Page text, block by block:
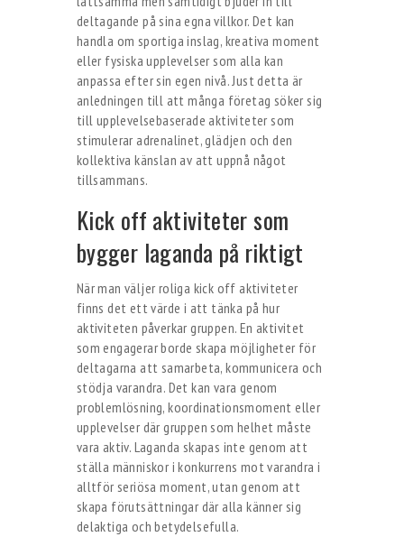
deltagande på sina egna villkor. Det kan
handla om sportiga inslag, kreativa moment
eller fysiska upplevelser som alla kan
anpassa efter sin egen nivå. Just detta är
anledningen till att många företag söker sig
till upplevelsebaserade aktiviteter som
stimulerar adrenalinet, glädjen och den
kollektiva känslan av att uppnå något
tillsammans.
Kick off aktiviteter som
bygger laganda på riktigt
När man väljer roliga kick off aktiviteter
finns det ett värde i att tänka på hur
aktiviteten påverkar gruppen. En aktivitet
som engagerar borde skapa möjligheter för
deltagarna att samarbeta, kommunicera och
stödja varandra. Det kan vara genom
problemlösning, koordinationsmoment eller
upplevelser där gruppen som helhet måste
vara aktiv. Laganda skapas inte genom att
ställa människor i konkurrens mot varandra i
alltför seriösa moment, utan genom att
skapa förutsättningar där alla känner sig
delaktiga och betydelsefulla.